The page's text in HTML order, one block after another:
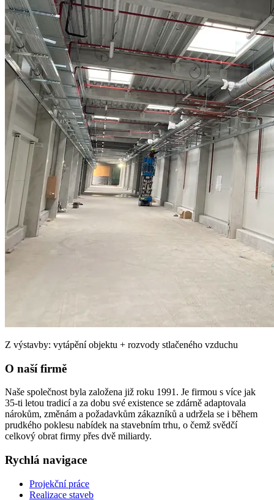
Z výstavby: vytápění objektu + rozvody stlačeného vzduchu
O naší firmě
Naše společnost byla založena již roku 1991. Je firmou s více jak
35-ti letou tradicí a za dobu své existence se zdárně adaptovala
nárokům, změnám a požadavkům zákazníků a udržela se i během
prudkého poklesu nabídek na stavebním trhu, o čemž svědčí
celkový obrat firmy přes dvě miliardy.
Rychlá navigace
Projekční práce
Realizace staveb